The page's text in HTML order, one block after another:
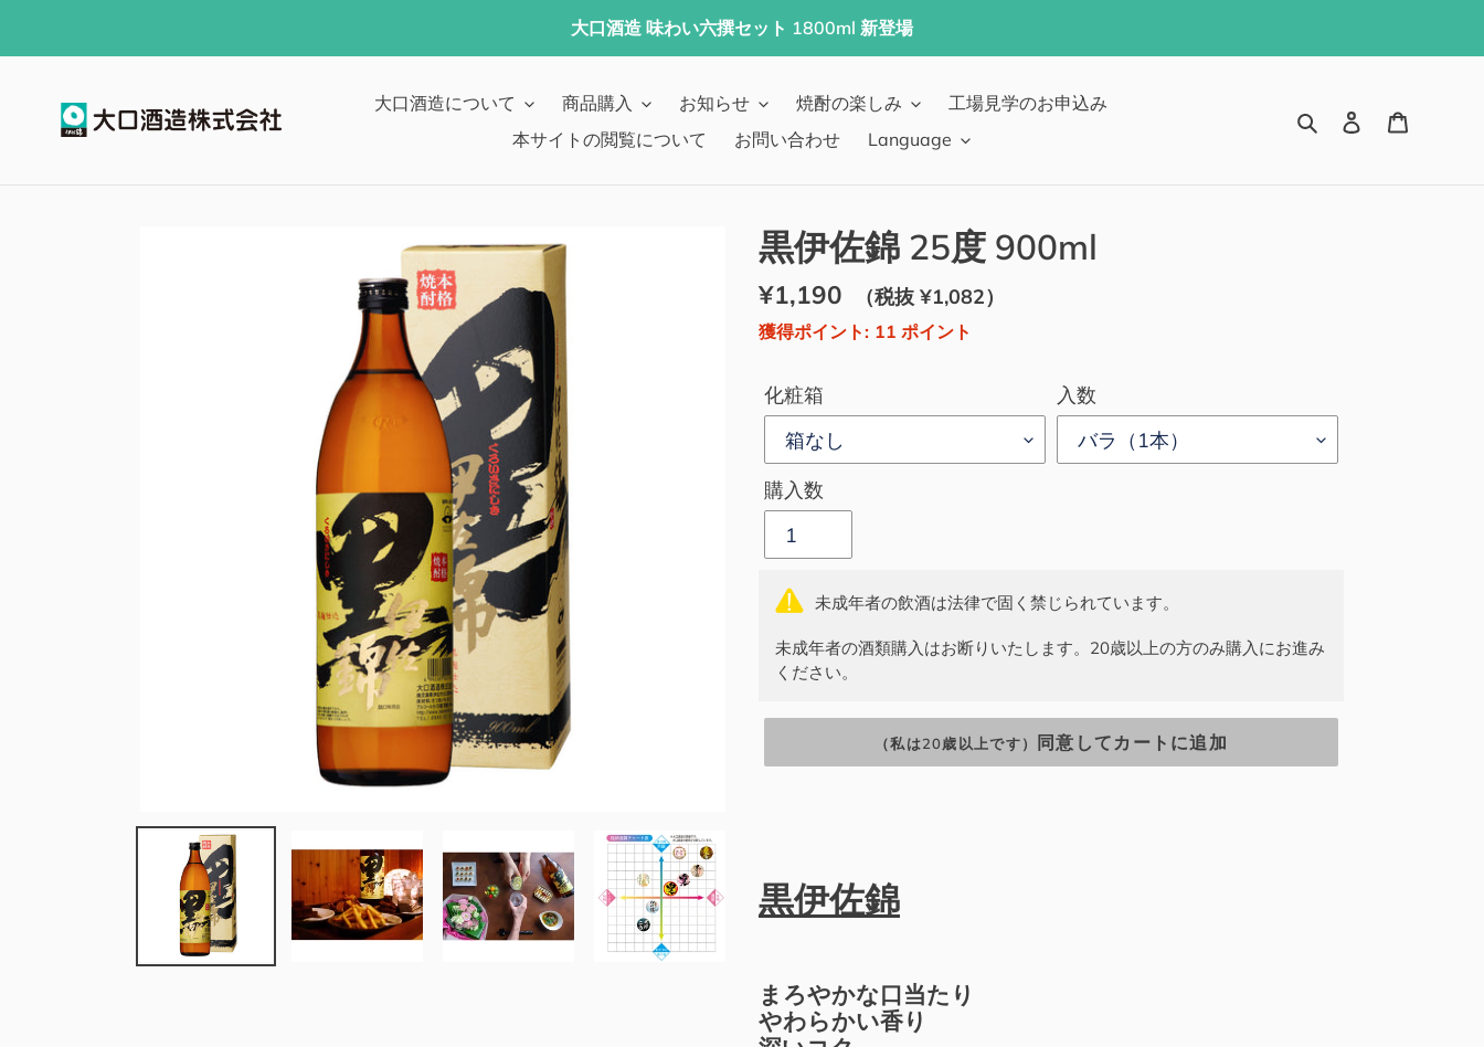
大口酒造 味わい六撰セット 1800ml 新登場
大口酒造について 商品購入 お知らせ 焼酎の楽しみ
工場見学のお申込み
本サイトの閲覧について
お問い合わせ Language
検索 ログイン
黒伊佐錦 25度 900ml
通
常
格
¥1,190
販
売
（税抜 ¥1,082）
獲得ポイント: 11 ポイント
化粧箱 入数
購入数
未成年者の飲酒は法律で固く禁じられています。
未成年者の酒類購入はお断りいたします。20歳以上の方のみ購入にお進み
ください。
（私は20歳以上です） 同意してカートに追加
ト
に
品
を
追
黒伊佐錦
まろやかな口当たり
やわらかい香り